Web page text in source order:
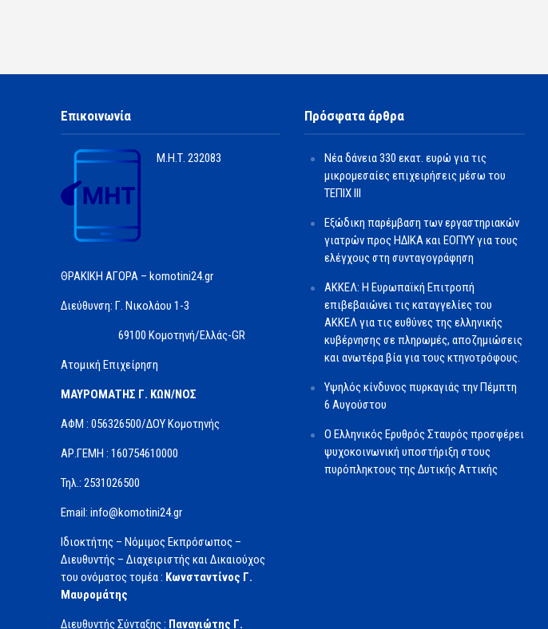
Επικοινωνία
Μ.Η.Τ. 232083
ΘΡΑΚΙΚΗ ΑΓΟΡΑ – komotini24.gr
Διεύθυνση: Γ. Νικολάου 1-3
69100 Κομοτηνή/Ελλάς-GR
Ατομική Επιχείρηση
ΜΑΥΡΟΜΑΤΗΣ Γ. ΚΩΝ/ΝΟΣ
ΑΦΜ : 056326500/ΔOΥ Κομοτηνής
ΑΡ.ΓΕΜΗ : 160754610000
Τηλ.: 2531026500
Email: info@komotini24.gr
Ιδιοκτήτης – Νόμιμος Εκπρόσωπος –
Διευθυντής – Διαχειριστής και Δικαιούχος
του ονόματος τομέα : Κωνσταντίνος Γ.
Μαυρομάτης
Διευθυντής Σύνταξης : Παναγιώτης Γ.
Πρόσφατα άρθρα
Νέα δάνεια 330 εκατ. ευρώ για τις
μικρομεσαίες επιχειρήσεις μέσω του
ΤΕΠΙΧ ΙΙΙ
Εξώδικη παρέμβαση των εργαστηριακών
γιατρών προς ΗΔΙΚΑ και ΕΟΠΥΥ για τους
ελέγχους στη συνταγογράφηση
ΑΚΚΕΛ: Η Ευρωπαϊκή Επιτροπή
επιβεβαιώνει τις καταγγελίες του
ΑΚΚΕΛ για τις ευθύνες της ελληνικής
κυβέρνησης σε πληρωμές, αποζημιώσεις
και ανωτέρα βία για τους κτηνοτρόφους.
Υψηλός κίνδυνος πυρκαγιάς την Πέμπτη
6 Αυγούστου
Ο Ελληνικός Ερυθρός Σταυρός προσφέρει
ψυχοκοινωνική υποστήριξη στους
πυρόπληκτους της Δυτικής Αττικής